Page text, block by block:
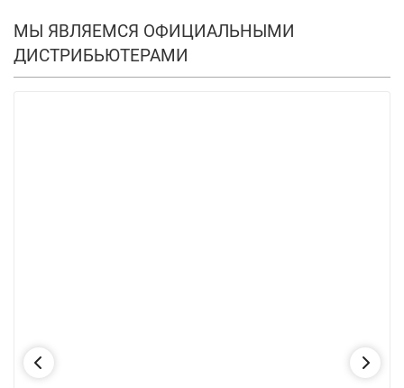
МЫ ЯВЛЯЕМСЯ ОФИЦИАЛЬНЫМИ
ДИСТРИБЬЮТЕРАМИ